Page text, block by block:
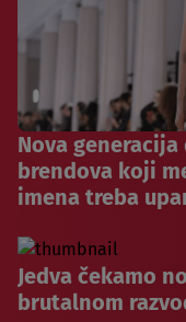
Nova generacija
brendova koji
imena treba
Jedva čekamo
brutalnom